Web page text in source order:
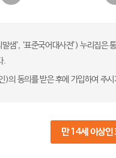
샘’, ‘표준국어대사전’) 누리집
.
)의 동의를 받은 후에 가입하여 주
만 14세 이상인